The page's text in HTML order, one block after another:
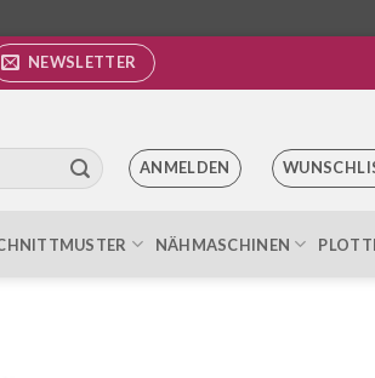
NEWSLETTER
ANMELDEN
NÄHMASCHINEN